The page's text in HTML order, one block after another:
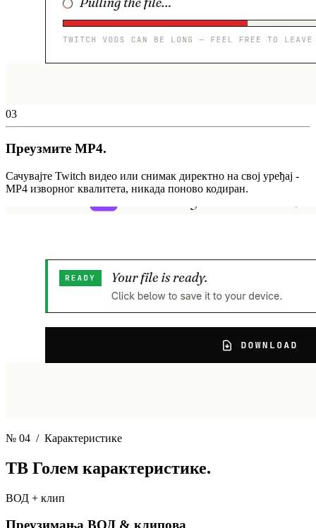
03
Преузмите MP4.
Сачувајте Twitch видео или снимак директно на свој уређај -
MP4 изворног квалитета, никада поново кодиран.
№ 04 / Карактеристике
ТВ Голем карактеристике.
ВОД + клип